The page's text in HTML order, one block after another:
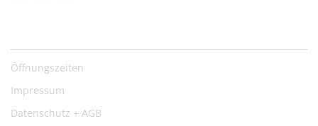
Öffnungszeiten
Impressum
Datenschutz + AGB